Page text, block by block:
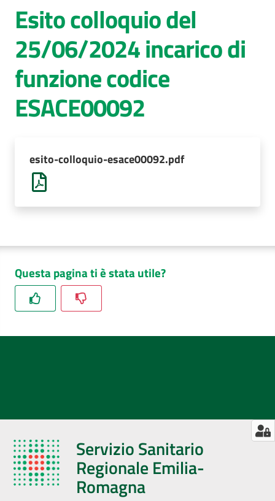
cura
AUSL
Comunica
Esito colloquio del
25/06/2024 incarico di
funzione codice
ESACE00092
esito-colloquio-esace00092.pdf
Questa pagina ti è stata utile?
Servizio Sanitario
Regionale Emilia-
Romagna